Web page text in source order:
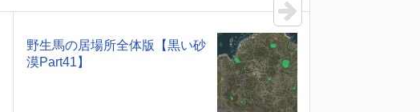
野生馬の居場所全体版【黒い砂
漠Part41】